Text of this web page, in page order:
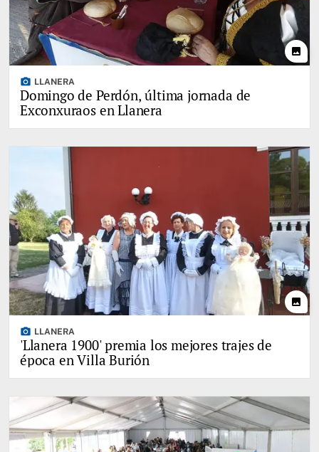
photo
photo_camera LLANERA
Domingo de Perdón, última jornada de
Exconxuraos en Llanera
photo
photo_camera LLANERA
'Llanera 1900' premia los mejores trajes de
época en Villa Burión